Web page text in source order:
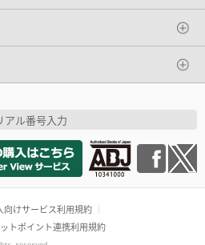
アル番号入力
向けサービス利用規約
トポイント連携利用規約